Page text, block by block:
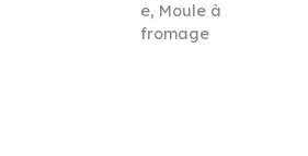
e, Moule à
fromage